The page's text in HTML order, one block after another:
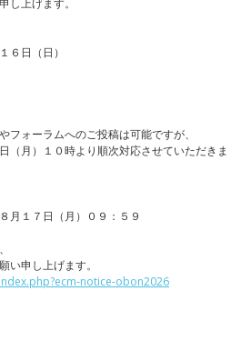
６日（日）
フォーラムへのご投稿は可能ですが、
（月）１０時より順次対応させていただきま
月１７日（月）０９：５９
い申し上げます。
notice-obon2026